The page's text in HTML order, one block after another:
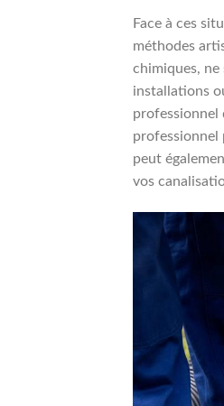
Face à ces
méthodes
chimiques, ne
installations
professionnel
professionnel
peut
vos